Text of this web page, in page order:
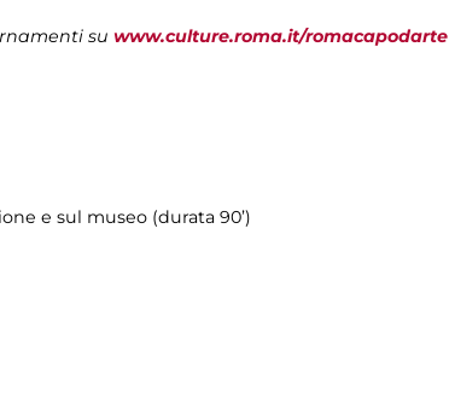
su www.culture.roma.it/romacapodarte
e sul museo (durata 90’)